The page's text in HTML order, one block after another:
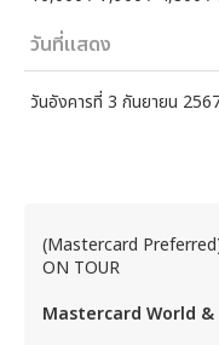
วันที่แสดง
วันอังคารที่ 3 กันยายน
(Mastercard
ON TOUR
Mastercard World